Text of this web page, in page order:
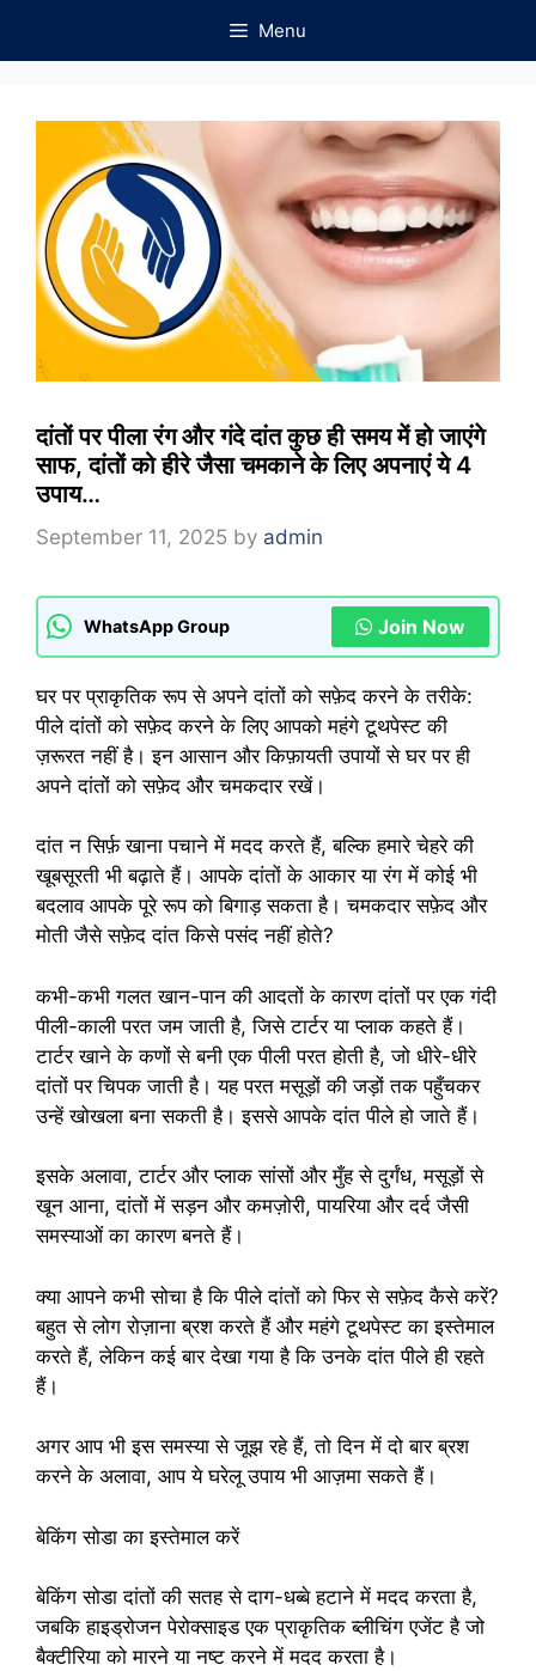
Menu
दांतों पर पीला रंग और गंदे दांत कुछ ही समय में हो जाएंगे
साफ, दांतों को हीरे जैसा चमकाने के लिए अपनाएं ये 4
उपाय…
September 11, 2025 by admin
WhatsApp Group Join Now
घर पर प्राकृतिक रूप से अपने दांतों को सफ़ेद करने के तरीके:
पीले दांतों को सफ़ेद करने के लिए आपको महंगे टूथपेस्ट की
ज़रूरत नहीं है। इन आसान और किफ़ायती उपायों से घर पर ही
अपने दांतों को सफ़ेद और चमकदार रखें।
दांत न सिर्फ़ खाना पचाने में मदद करते हैं, बल्कि हमारे चेहरे की
खूबसूरती भी बढ़ाते हैं। आपके दांतों के आकार या रंग में कोई भी
बदलाव आपके पूरे रूप को बिगाड़ सकता है। चमकदार सफ़ेद और
मोती जैसे सफ़ेद दांत किसे पसंद नहीं होते?
कभी-कभी गलत खान-पान की आदतों के कारण दांतों पर एक गंदी
पीली-काली परत जम जाती है, जिसे टार्टर या प्लाक कहते हैं।
टार्टर खाने के कणों से बनी एक पीली परत होती है, जो धीरे-धीरे
दांतों पर चिपक जाती है। यह परत मसूड़ों की जड़ों तक पहुँचकर
उन्हें खोखला बना सकती है। इससे आपके दांत पीले हो जाते हैं।
इसके अलावा, टार्टर और प्लाक सांसों और मुँह से दुर्गंध, मसूड़ों से
खून आना, दांतों में सड़न और कमज़ोरी, पायरिया और दर्द जैसी
समस्याओं का कारण बनते हैं।
क्या आपने कभी सोचा है कि पीले दांतों को फिर से सफ़ेद कैसे करें?
बहुत से लोग रोज़ाना ब्रश करते हैं और महंगे टूथपेस्ट का इस्तेमाल
करते हैं, लेकिन कई बार देखा गया है कि उनके दांत पीले ही रहते
हैं।
अगर आप भी इस समस्या से जूझ रहे हैं, तो दिन में दो बार ब्रश
करने के अलावा, आप ये घरेलू उपाय भी आज़मा सकते हैं।
बेकिंग सोडा का इस्तेमाल करें
बेकिंग सोडा दांतों की सतह से दाग-धब्बे हटाने में मदद करता है,
जबकि हाइड्रोजन पेरोक्साइड एक प्राकृतिक ब्लीचिंग एजेंट है जो
बैक्टीरिया को मारने या नष्ट करने में मदद करता है।